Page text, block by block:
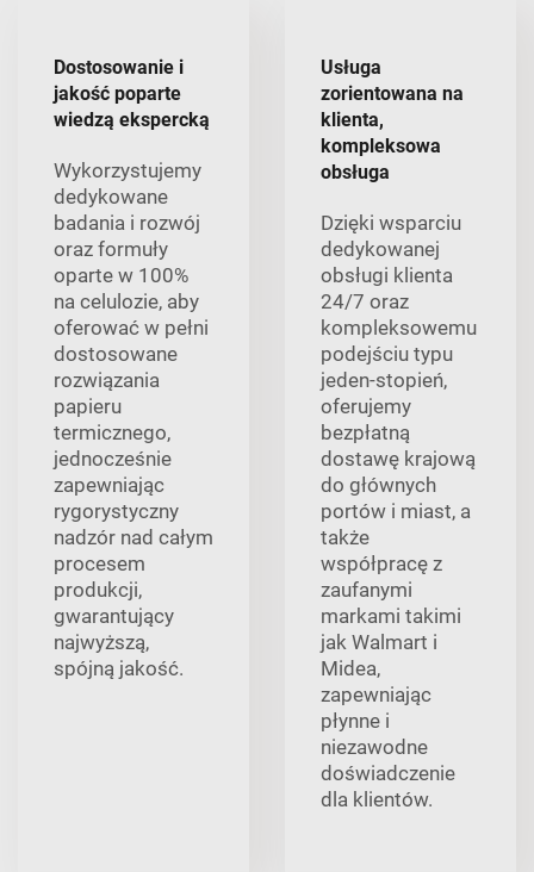
Dostosowanie i
jakość poparte
wiedzą ekspercką
Wykorzystujemy
dedykowane
badania i rozwój
oraz formuły
oparte w 100%
na celulozie, aby
oferować w pełni
dostosowane
rozwiązania
papieru
termicznego,
jednocześnie
zapewniając
rygorystyczny
nadzór nad całym
procesem
produkcji,
gwarantujący
najwyższą,
spójną jakość.
Usługa
zorientowana na
klienta,
kompleksowa
obsługa
Dzięki wsparciu
dedykowanej
obsługi klienta
24/7 oraz
kompleksowemu
podejściu typu
jeden-stopień,
oferujemy
bezpłatną
dostawę krajową
do głównych
portów i miast, a
także
współpracę z
zaufanymi
markami takimi
jak Walmart i
Midea,
zapewniając
płynne i
niezawodne
doświadczenie
dla klientów.